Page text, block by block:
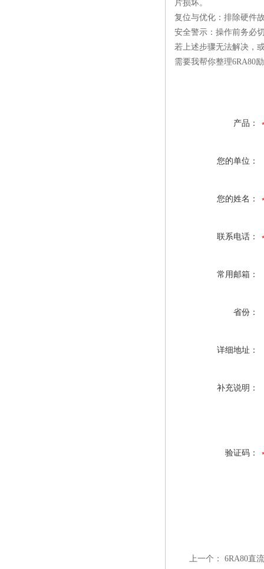
片损坏。
复位与优化‌：排除硬件
安全警示‌：操作前务必
若上述步骤无法解决，
需要我帮你整理6RA80
产品：
您的单位：
您的姓名：
联系电话：
常用邮箱：
省份：
详细地址：
补充说明：
验证码：
上一个： 6RA80直